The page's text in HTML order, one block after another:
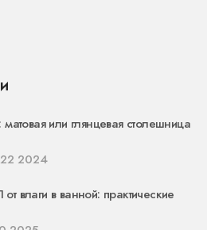
матовая или глянцевая столешница
2024
влаги в ванной: практические